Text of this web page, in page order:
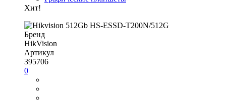
Хит!
Бренд
HikVision
Артикул
395706
0